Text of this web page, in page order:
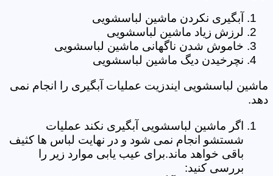
آبگیری نکردن ماشین لباسشویی
لرزش زیاد ماشین لباسشویی
خاموش شدن ناگهانی ماشین لباسشویی
نچرخیدن دیگ ماشین لباسشویی
ماشین لباسشویی ایندزیت عملیات آبگیری را انجام نمی
دهد.
اگر ماشین لباسشویی آبگیری نکند عملیات
شستشو انجام نمی شود و در نهایت لباس ها کثیف
باقی خواهد ماند.برای عیب یابی موارد زیر را
بررسی کنید: